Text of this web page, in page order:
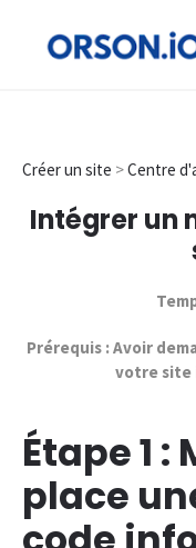
Créer un site >Centre
Intégrer un
Prérequis : Avoir
votre site
Étape 1 :
place